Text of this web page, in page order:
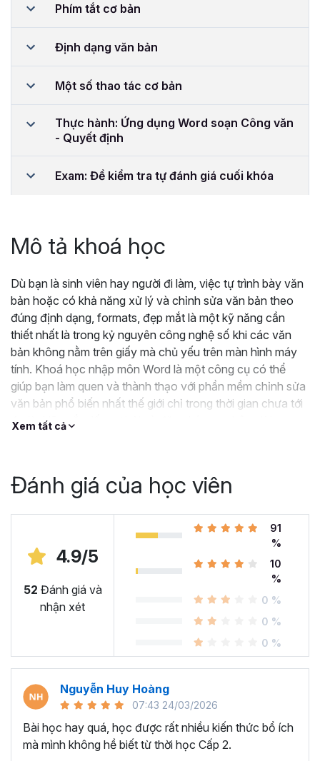
Phím tắt cơ bản
Định dạng văn bản
Một số thao tác cơ bản
Thực hành: Ứng dụng Word soạn Công văn
- Quyết định
Exam: Đề kiểm tra tự đánh giá cuối khóa
Mô tả khoá học
Dù bạn là sinh viên hay người đi làm, việc tự trình bày văn
bản hoặc có khả năng xử lý và chỉnh sửa văn bản theo
đúng định dạng, formats, đẹp mắt là một kỹ năng cần
thiết nhất là trong kỷ nguyên công nghệ số khi các văn
bản không nằm trên giấy mà chủ yếu trên màn hình máy
tính. Khoá học nhập môn Word là một công cụ có thể
giúp bạn làm quen và thành thạo với phần mềm chỉnh sửa
văn bản phổ biến nhất thế giới chỉ trong thời gian chưa tới
4 giờ. Hãy nắm lấy cơ hội và đăng ký ngay bây giờ!
Xem tất cả
Đánh giá của học viên
4.9/5
52 Đánh giá và
nhận xét
91
%
10
%
0 %
0 %
0 %
Nguyễn Huy Hoàng
07:43 24/03/2026
Bài học hay quá, học được rất nhiều kiến thức bổ ích
mà mình không hề biết từ thời học Cấp 2.